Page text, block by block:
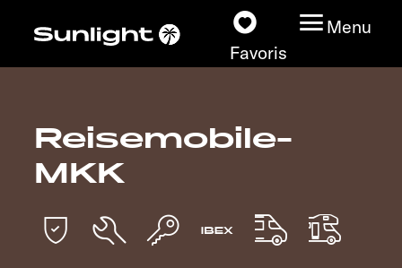
Favoris
Menu
Nos modèles
Recherchez votre
Reisemobile-
MKK